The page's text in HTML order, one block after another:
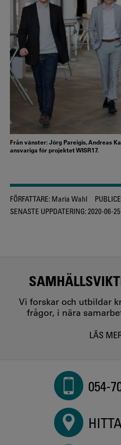
Från vänster: Jörg Pareigis, Andreas
ansvariga för projektet WISR17.
FÖRFATTARE: Maria Wahl
SENASTE UPPDATERING:2020-06-25
Vi forskar och utbildar
frågor, i nära
LÄS
054-